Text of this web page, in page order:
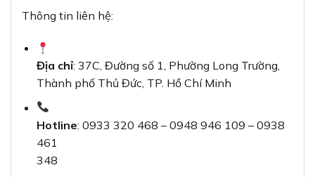
Thông tin liên hệ:
Địa chỉ: 37C, Đường số 1, Phường Long Trường,
Thành phố Thủ Đức, TP. Hồ Chí Minh
Hotline: 0933 320 468 – 0948 946 109 – 0938
461
348